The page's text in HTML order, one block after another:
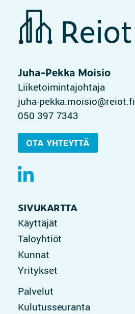
Juha-Pekka Moisio
Liiketoimintajohtaja
juha-pekka.moisio@reiot.fi
050 397 7343
OTA YHTEYTTÄ
SIVUKARTTA
Käyttäjät
Taloyhtiöt
Kunnat
Yritykset
Palvelut
Kulutus­seuranta